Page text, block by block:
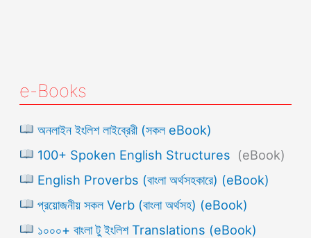
e-Books
অনলাইন ইংলিশ লাইব্রেরী (সকল eBook)
100+ Spoken English Structures (eBook)
English Proverbs (বাংলা অর্থসহকারে) (eBook)
প্রয়োজনীয় সকল Verb (বাংলা অর্থসহ) (eBook)
১০০০+ বাংলা টু ইংলিশ Translations (eBook)